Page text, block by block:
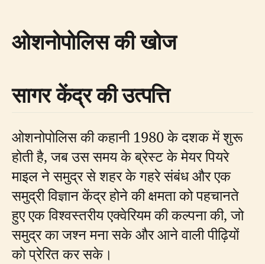
ओशनोपोलिस की खोज
सागर केंद्र की उत्पत्ति
ओशनोपोलिस की कहानी 1980 के दशक में शुरू
होती है, जब उस समय के ब्रेस्ट के मेयर पियरे
माइल ने समुद्र से शहर के गहरे संबंध और एक
समुद्री विज्ञान केंद्र होने की क्षमता को पहचानते
हुए एक विश्वस्तरीय एक्वेरियम की कल्पना की, जो
समुद्र का जश्न मना सके और आने वाली पीढ़ियों
को प्रेरित कर सके।